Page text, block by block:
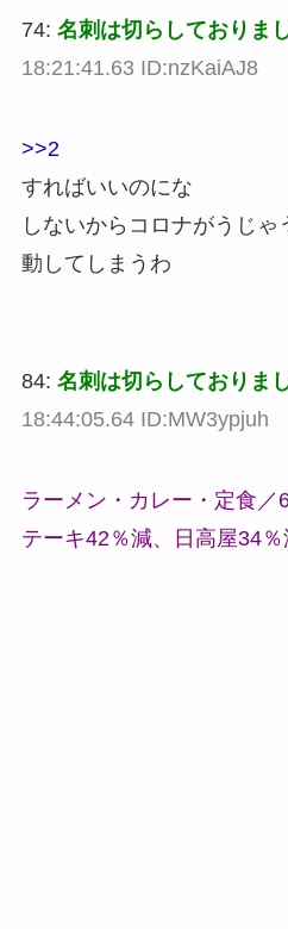
74: 名刺は切らしておりま
18:21:41.63 ID:nzKaiAJ8
>>2
すればいいのにな
しないからコロナがうじ
動してしまうわ
84: 名刺は切らしておりま
18:44:05.64 ID:MW3ypjuh
ラーメン・カレー・定食／
テーキ42％減、日高屋34％